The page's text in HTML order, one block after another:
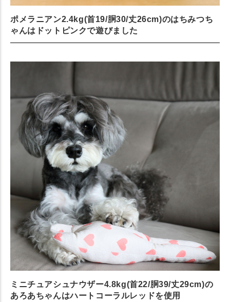
ポメラニアン2.4kg(首19/胴30/丈26cm)のはちみつち
ゃんはドットピンクで遊びました
ミニチュアシュナウザー4.8kg(首22/胴39/丈29cm)の
あろあちゃんはハートコーラルレッドを使用